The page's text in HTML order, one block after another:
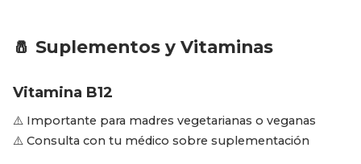
🧂 Suplementos y Vitaminas
Vitamina B12
⚠️ Importante para madres vegetarianas o veganas
⚠️ Consulta con tu médico sobre suplementación